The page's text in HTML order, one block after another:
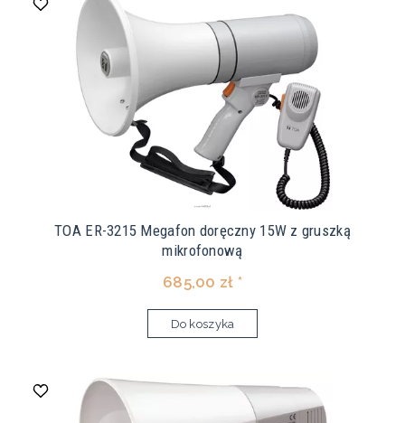
TOA ER-3215 Megafon doręczny 15W z gruszką
mikrofonową
685,00 zł *
Do koszyka